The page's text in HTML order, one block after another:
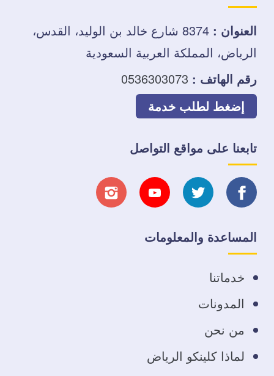
العنوان :
8374 شارع خالد بن الوليد، القدس،
الرياض، المملكة العربية السعودية
رقم الهاتف : 0536303073
إضغط لطلب خدمة
تابعنا على مواقع التواصل
تابعنا
على
فيسبوك
تابعنا
على
تابعنا تابعنا
المساعدة والمعلومات
خدماتنا
المدونات
من نحن
لماذا كلينكو الرياض